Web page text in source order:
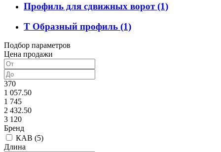
Профиль для сдвижных ворот(1)
Т Образный профиль (1)
Подбор параметров
Цена продажи
370
1 057.50
1 745
2 432.50
3 120
Бренд
КАВ (5)
Длина